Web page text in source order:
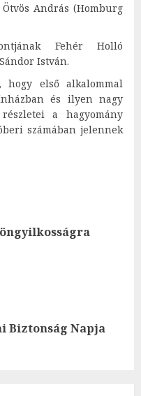
András (Homburg
Fehér Holló
István.
hogy első alkalommal
és ilyen nagy
a hagyomány
számában jelennek
Biztonság Napja